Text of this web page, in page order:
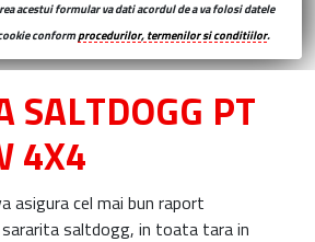
acestui formular va dati acordul de a va folosi datele
conformprocedurilor, termenilor si conditiilor.
SALTDOGG PT
4X4
asigura cel mai bun raport
saltdogg, in toata tara in